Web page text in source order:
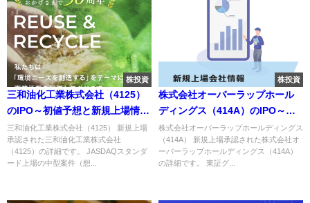
株投資
三和油化工業株式会社（4125）
のIPO～初値予想と新規上場情報
～
三和油化工業株式会社（4125） 新規上場
承認された三和油化工業株式会社
（4125）の詳細です。 JASDAQスタンダ
ード上場の中型案件（想...
株投資
株式会社オーバーラップホール
ディングス（414A）のIPO～初
値予想と新規上場情報～
株式会社オーバーラップホールディングス
（414A） 新規上場承認された株式会社オ
ーバーラップホールディングス（414A）
の詳細です。 東証グ...